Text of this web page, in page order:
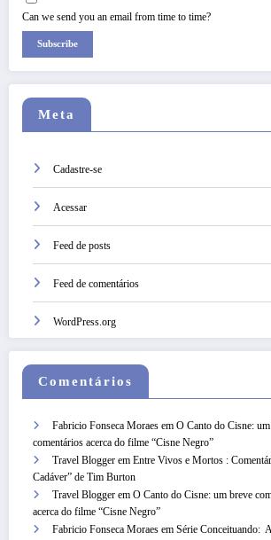
Can we send you an email from time to time?
Subscribe
Meta
Cadastre-se
Acessar
Feed de posts
Feed de comentários
WordPress.org
Comentários
Fabricio Fonseca Moraes em O Canto do Cisne:
comentários acerca do filme “Cisne Negro”
Travel Blogger em Entre Vivos e Mortos :
Cadáver” de Tim Burton
Travel Blogger em O Canto do Cisne: um breve
acerca do filme “Cisne Negro”
Fabricio Fonseca Moraes em Série Conceituando: